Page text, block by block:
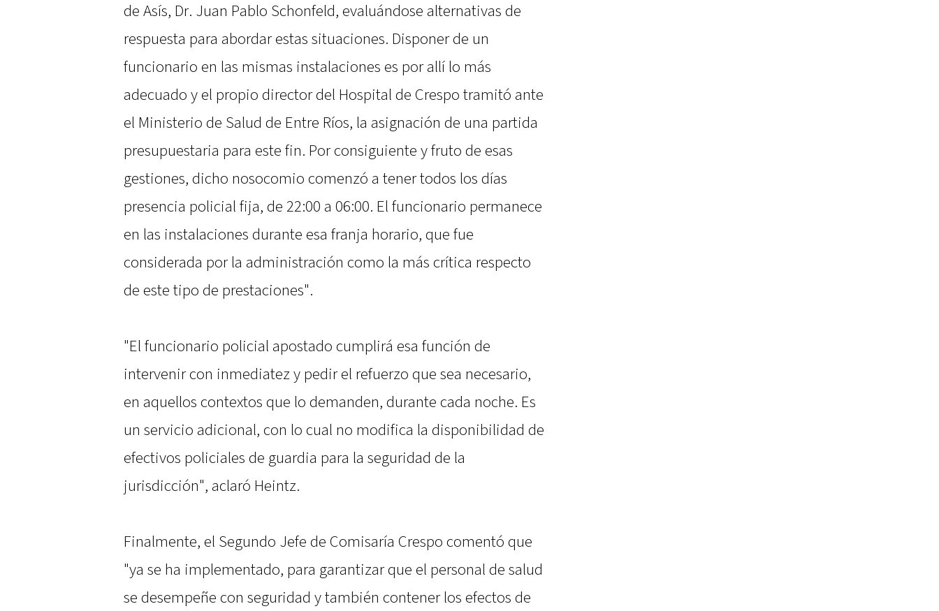
de Asís, Dr. Juan Pablo Schonfeld, evaluándose alternativas de
respuesta para abordar estas situaciones. Disponer de un
funcionario en las mismas instalaciones es por allí lo más
adecuado y el propio director del Hospital de Crespo tramitó ante
el Ministerio de Salud de Entre Ríos, la asignación de una partida
presupuestaria para este fin. Por consiguiente y fruto de esas
gestiones, dicho nosocomio comenzó a tener todos los días
presencia policial fija, de 22:00 a 06:00. El funcionario permanece
en las instalaciones durante esa franja horario, que fue
considerada por la administración como la más crítica respecto
de este tipo de prestaciones".
"El funcionario policial apostado cumplirá esa función de
intervenir con inmediatez y pedir el refuerzo que sea necesario,
en aquellos contextos que lo demanden, durante cada noche. Es
un servicio adicional, con lo cual no modifica la disponibilidad de
efectivos policiales de guardia para la seguridad de la
jurisdicción", aclaró Heintz.
Finalmente, el Segundo Jefe de Comisaría Crespo comentó que
"ya se ha implementado, para garantizar que el personal de salud
se desempeñe con seguridad y también contener los efectos de